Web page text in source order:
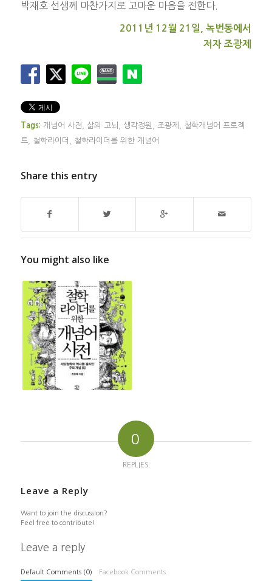
박재호 선생께 마찬가지로 고마운 마음을 전한다.
2011년 12월 21일, 녹번동에서
저자 조광제
Tags: 개념어 사전 삶의 고뇌 생각정원 조광제
철학개념어 프로젝
트, 철학라이더 철학라이더를 위한 개념어
Share this entry
You might also like
0
REPLIES
Leave a Reply
Want to join the discussion?
Feel free to contribute!
Leave a reply
Default Comments (0) Facebook Comments